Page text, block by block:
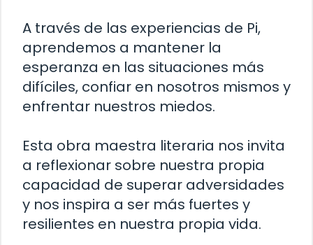
A través de las experiencias de Pi,
aprendemos a mantener la
esperanza en las situaciones más
difíciles, confiar en nosotros mismos y
enfrentar nuestros miedos.
Esta obra maestra literaria nos invita
a reflexionar sobre nuestra propia
capacidad de superar adversidades
y nos inspira a ser más fuertes y
resilientes en nuestra propia vida.